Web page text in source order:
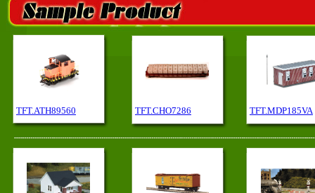
TFT.ATH89560 TFT.CHO7286 TFT.MDP185VA